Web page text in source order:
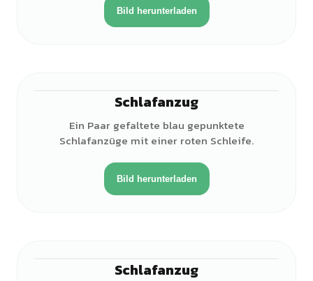
Bild herunterladen
Schlafanzug
Ein Paar gefaltete blau gepunktete
Schlafanzüge mit einer roten Schleife.
Bild herunterladen
Schlafanzug